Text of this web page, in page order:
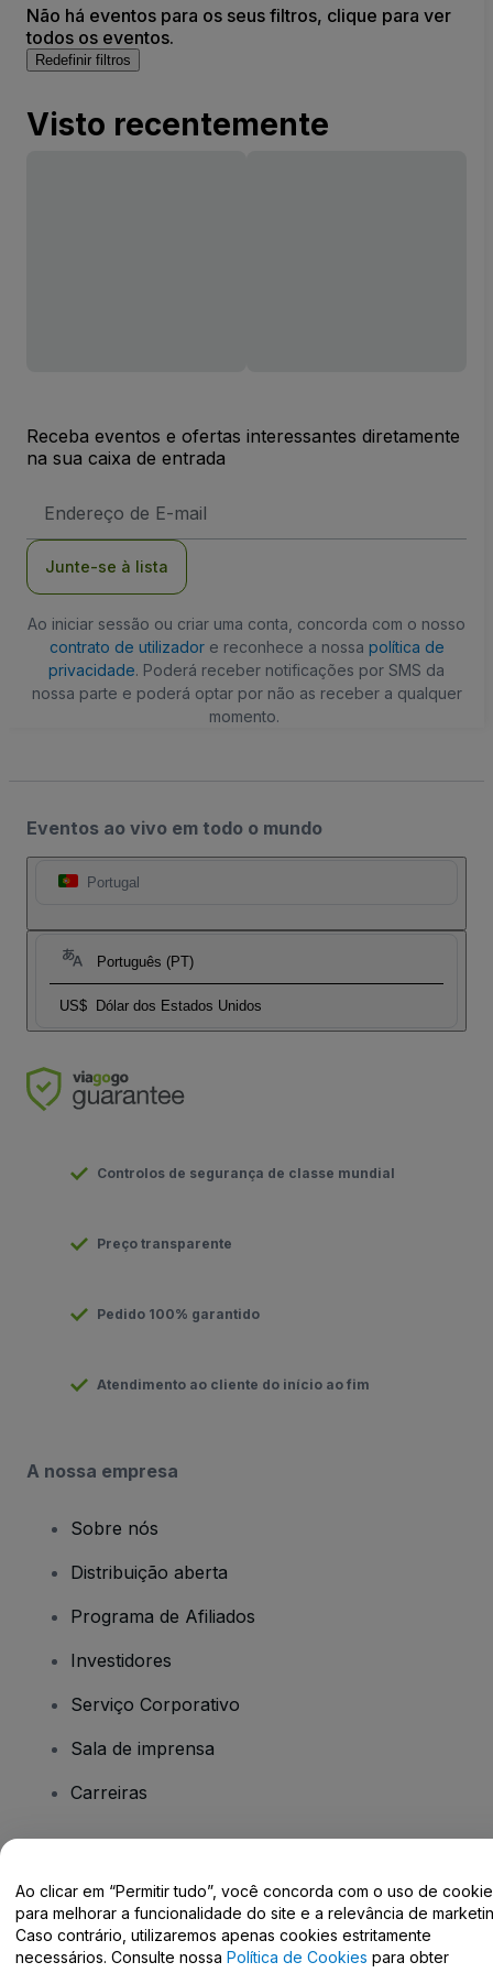
Não há eventos para os seus filtros, clique para ver
todos os eventos.
Redefinir filtros
Visto recentemente
Receba eventos e ofertas interessantes diretamente
na sua caixa de entrada
de
Junte-se à lista
Ao iniciar sessão ou criar uma conta, concorda com o nosso
contrato de utilizadore reconhece a nossa política de
privacidade. Poderá receber notificações por SMS da
nossa parte e poderá optar por não as receber a qualquer
momento.
Eventos ao vivo em todo o mundo
Portugal
Português (PT)
US$ Dólar dos Estados Unidos
Controlos de segurança de classe mundial
Preço transparente
Pedido 100% garantido
Atendimento ao cliente do início ao fim
A nossa empresa
Sobre nós
Distribuição aberta
Programa de Afiliados
Investidores
Serviço Corporativo
Sala de imprensa
Carreiras
Centro de Ajuda / Fale Conosco
Ao clicar em “Permitir tudo”, você concorda com o uso de
para melhorar a funcionalidade do site e a relevância de
Caso contrário, utilizaremos apenas cookies estritamente
necessários. Consulte nossa Política de Cookies para obter